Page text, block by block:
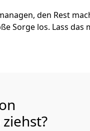
den Rest
Sorge los. Lass das
ziehst?